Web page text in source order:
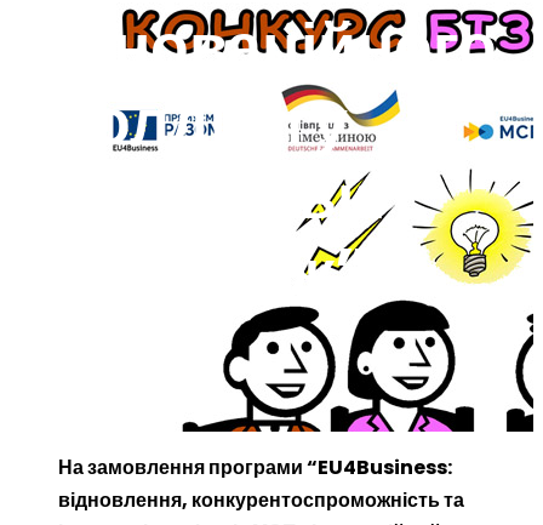
Інноваційного
холдингу
“Сікорські
Челендж”
На замовлення програми “EU4Business:
відновлення, конкурентоспроможність та